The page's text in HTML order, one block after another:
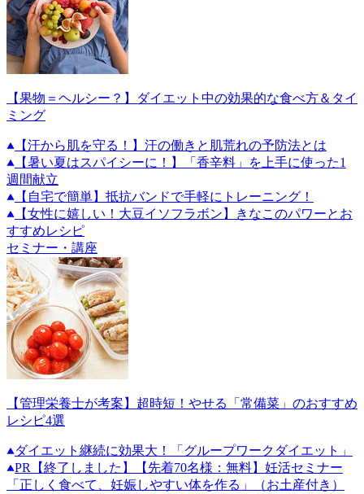
【果物＝ヘルシー？】ダイエット中の効果的な食べ方＆タイ
ミング
【汗から肌を守る！】汗の働きと肌荒れの予防法とは
【暑い夏はスパイシーに！】「香辛料」を上手に使った1
週間献立
【自宅で簡単】抵抗バンドで手軽にトレーニング！
【女性に嬉しい！大豆イソフラボン】きなこのパワーとお
すすめレシピ
セミナー・講座
【管理栄養士が考案】超時短！やせる「常備菜」のおすすめ
レシピ4選
ダイエット継続に効果大！「グループワークダイエット」
PR
【終了しました】【先着70名様：無料】妊活セミナー
「正しく食べて、妊娠しやすい体を作る」（お土産付き）